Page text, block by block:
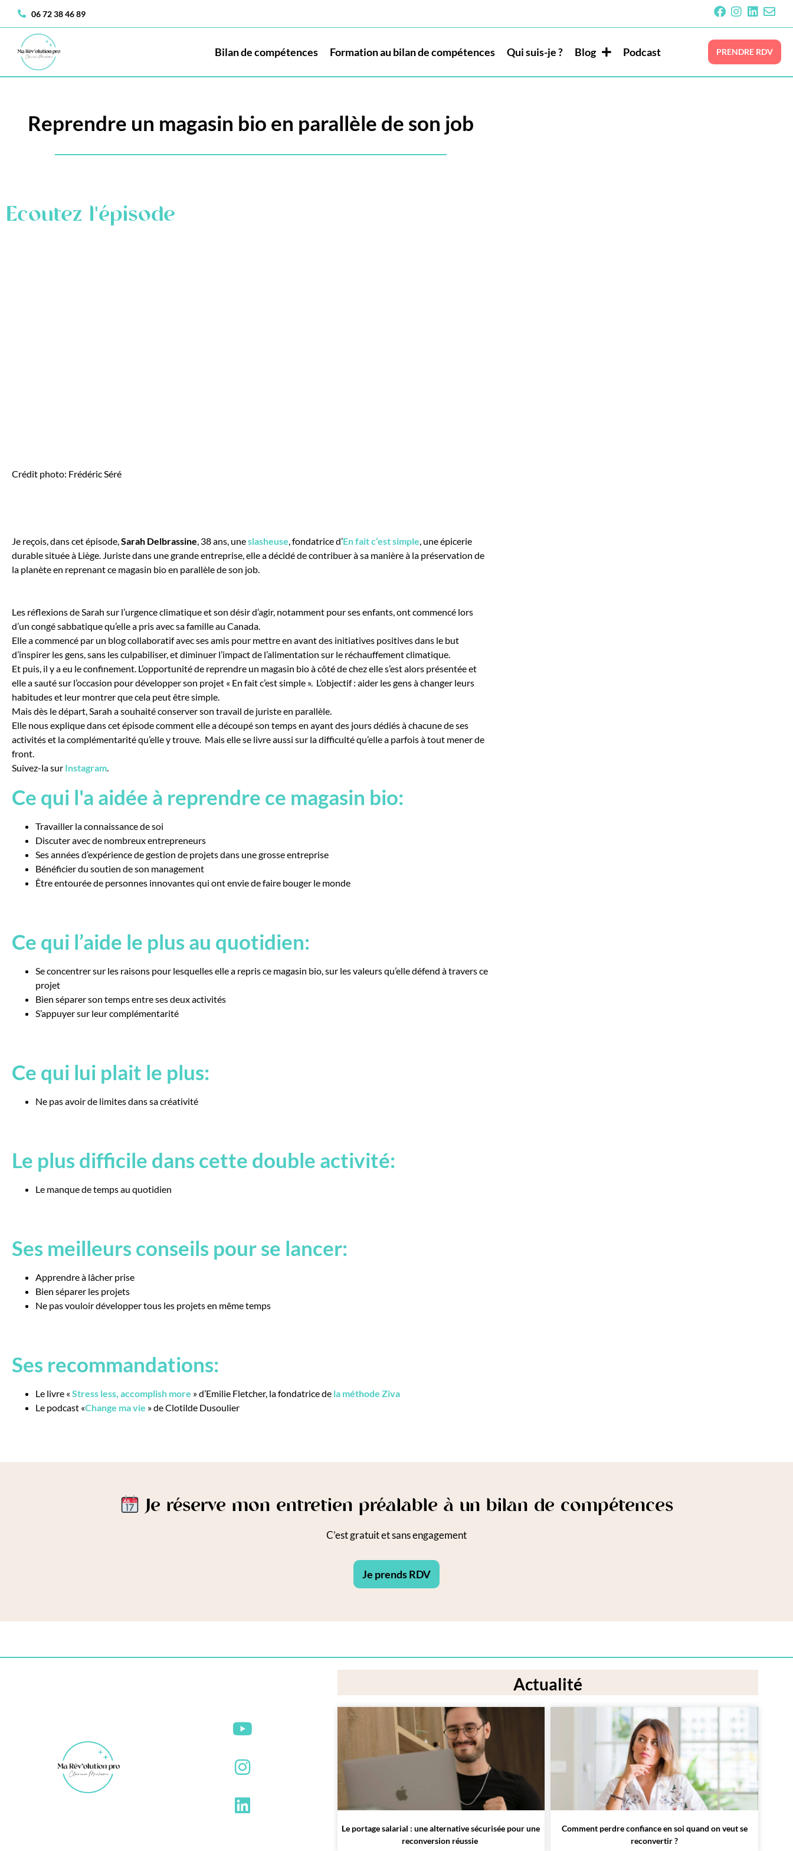
06 72 38 46 89
Bilan de compétences Formation au bilan de compétences Qui suis-je ? Blog Podcast PRENDRE RDV
Reprendre un magasin bio en parallèle de son job
Ecoutez l'épisode
Crédit photo: Frédéric Séré
Je reçois, dans cet épisode, Sarah Delbrassine , 38 ans, uneslasheuse , fondatrice d’En fait c’est simple , une épicerie
durable située à Liège. Juriste dans une grande entreprise, elle a décidé de contribuer à sa manière à la préservation de
la planète en reprenant ce magasin bio en parallèle de son job.
Les réflexions de Sarah sur l’urgence climatique et son désir d’agir, notamment pour ses enfants, ont commencé lors
d’un congé sabbatique qu’elle a pris avec sa famille au Canada.
Elle a commencé par un blog collaboratif avec ses amis pour mettre en avant des initiatives positives dans le but
d’inspirer les gens, sans les culpabiliser, et diminuer l’impact de l’alimentation sur le réchauffement climatique.
Et puis, il y a eu le confinement. L’opportunité de reprendre un magasin bio à côté de chez elle s’est alors présentée et
elle a sauté sur l’occasion pour développer son projet « En fait c’est simple ». L’objectif : aider les gens à changer leurs
habitudes et leur montrer que cela peut être simple.
Mais dès le départ, Sarah a souhaité conserver son travail de juriste en parallèle.
Elle nous explique dans cet épisode comment elle a découpé son temps en ayant des jours dédiés à chacune de ses
activités et la complémentarité qu’elle y trouve. Mais elle se livre aussi sur la difficulté qu’elle a parfois à tout mener de
front.
Suivez-la sur Instagram
Ce qui l'a aidée à reprendre ce magasin bio:
Travailler la connaissance de soi
Discuter avec de nombreux entrepreneurs
Ses années d’expérience de gestion de projets dans une grosse entreprise
Bénéficier du soutien de son management
Être entourée de personnes innovantes qui ont envie de faire bouger le monde
Ce qui l’aide le plus au quotidien:
Se concentrer sur les raisons pour lesquelles elle a repris ce magasin bio, sur les valeurs qu’elle défend à travers ce
projet
Bien séparer son temps entre ses deux activités
S’appuyer sur leur complémentarité
Ce qui lui plait le plus:
Ne pas avoir de limites dans sa créativité
Le plus difficile dans cette double activité:
Le manque de temps au quotidien
Ses meilleurs conseils pour se lancer:
Apprendre à lâcher prise
Bien séparer les projets
Ne pas vouloir développer tous les projets en même temps
Ses recommandations:
Le livre « Stress less, accomplish more » d’Emilie Fletcher, la fondatrice de la méthode Ziva
Le podcast «Change ma vie » de Clotilde Dusoulier
Je réserve mon entretien préalable à un bilan de compétences
C’est gratuit et sans engagement
Je prends RDV
Actualité
Le portage salarial : une alternative sécurisée pour une
reconversion réussie
Comment perdre confiance en soi quand on veut se
reconvertir ?